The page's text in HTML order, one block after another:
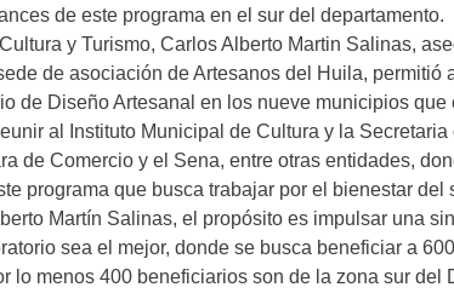
de este programa en el sur del departamento.
y Turismo, Carlos Alberto Martin Salinas,
de asociación de Artesanos del Huila, permitió
de Diseño Artesanal en los nueve municipios que
al Instituto Municipal de Cultura y la
de Comercio y el Sena, entre otras entidades,
programa que busca trabajar por el bienestar
Martín Salinas, el propósito es impulsar una
sea el mejor, donde se busca beneficiar a
lo menos 400 beneficiarios son de la zona sur del